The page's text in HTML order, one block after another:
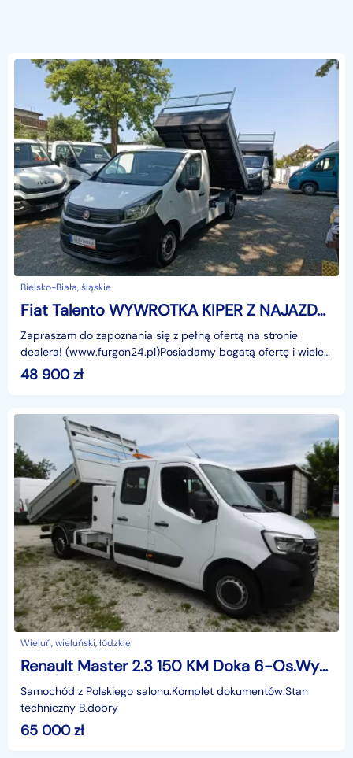
Bielsko-Biała, śląskie
Fiat Talento WYWROTKA KIPER Z NAJAZDAMI NR 903
Zapraszam do zapoznania się z pełną ofertą na stronie
dealera! (www.furgon24.pl)Posiadamy bogatą ofertę i wiele
podobnych modeli.W ofercie około 50 aut.ZAPRASZA
48 900zł
Wieluń, wieluński, łódzkie
Renault Master 2.3 150 KM Doka 6-Os.Wywrotka Klima Tempomat
Samochód z Polskiego salonu.Komplet dokumentów.Stan
techniczny B.dobry
65 000zł